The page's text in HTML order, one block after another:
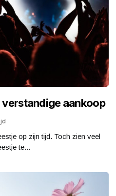
verstandige aankoop
op zijn tijd. Toch zien veel
te...